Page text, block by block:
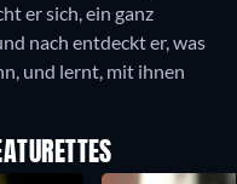
er sich, ein ganz
nach entdeckt er, was
und lernt, mit ihnen